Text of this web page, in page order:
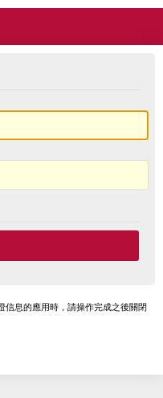
信息的應用時，請操作完成之後關閉